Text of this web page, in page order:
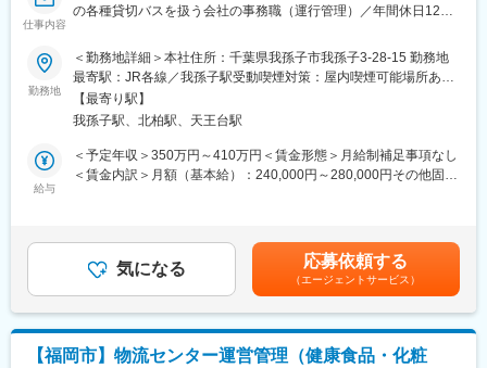
仕事内容
の各種貸切バスを扱う会社の事務職（運行管理）／年間休日124
観光バス・送迎バスなどの各種貸切バスの貸し出しやツアーの企
画など、団体旅行に関するサービスを展開している当社にて、貸
切バスの運行を支える「運行管理事務」の業務を採用いたしま
す。
■業務詳細：
見積書の作成やスケジュール管理
最終バスの確認後、業務終了予定
■入社後のフォロー：
緒に学べるのでご安心ください。
勤務地
＜勤務地詳細＞本社住所：千葉県我孫子市我孫子3-28-15 勤務地
最寄駅：JR各線／我孫子駅受動喫煙対策：屋内喫煙可能場所あり
変更の範囲：会社の定める事業所
【最寄り駅】
我孫子駅、北柏駅、天王台駅
給与
＜予定年収＞350万円～410万円＜賃金形態＞月給制補足事項なし
＜賃金内訳＞月額（基本給）：240,000円～280,000円その他固定
ヶ月分■手当：運行管理資格10,000円、旅行業務取扱管理者
10,000円など■資格所有や経験値等で最初の基本給設定は変動し
ます。賃金はあくまでも目安の金額であり、選考を通じて上下す
る可能性があります。月給(月額)は固定手当を含めた表記です。
気になる 応募依頼する
（エージェントサービス）
【福岡市】物流センター運営管理（健康食品・化粧